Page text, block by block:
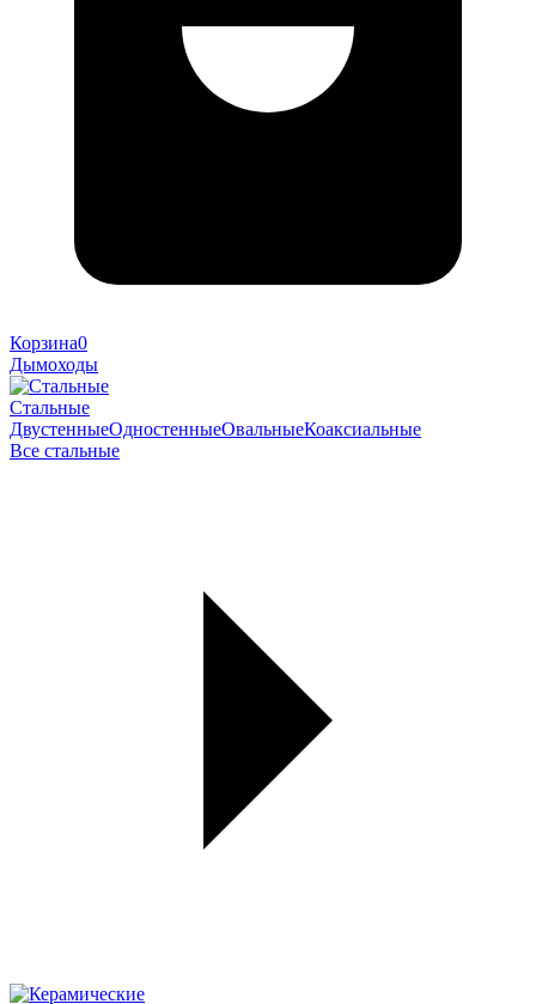
Корзина0
Дымоходы
Стальные
ДвустенныеОдностенныеОвальныеКоаксиальные
Все стальные